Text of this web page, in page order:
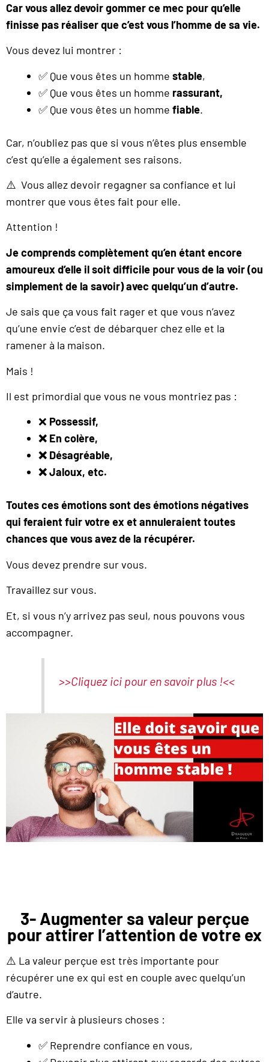
Car vous allez devoir gommer ce mec pour qu’elle
finisse pas réaliser que c’est vous l’homme de sa vie.
Vous devez lui montrer :
✅ Que vous êtes un homme stable,
✅ Que vous êtes un homme rassurant,
✅ Que vous êtes un homme fiable.
Car, n’oubliez pas que si vous n’êtes plus ensemble
c’est qu’elle a également ses raisons.
⚠️ Vous allez devoir regagner sa confiance et lui
montrer que vous êtes fait pour elle.
Attention !
Je comprends complètement qu’en étant encore
amoureux d’elle il soit difficile pour vous de la voir (ou
simplement de la savoir) avec quelqu’un d’autre.
Je sais que ça vous fait rager et que vous n’avez
qu’une envie c’est de débarquer chez elle et la
ramener à la maison.
Mais !
Il est primordial que vous ne vous montriez pas :
❌ Possessif,
❌ En colère,
❌ Désagréable,
❌ Jaloux, etc.
Toutes ces émotions sont des émotions négatives
qui feraient fuir votre ex et annuleraient toutes
chances que vous avez de la récupérer.
Vous devez prendre sur vous.
Travaillez sur vous.
Et, si vous n’y arrivez pas seul, nous pouvons vous
accompagner.
>>Cliquez ici pour en savoir plus !<<
3- Augmenter sa valeur perçue
pour attirer l’attention de votre ex
⚠️ La valeur perçue est très importante pour
récupérer une ex qui est en couple avec quelqu’un
d’autre.
Elle va servir à plusieurs choses :
✅ Reprendre confiance en vous,